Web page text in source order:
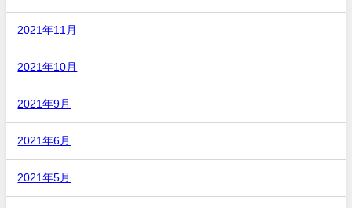
2021年11月
2021年10月
2021年9月
2021年6月
2021年5月